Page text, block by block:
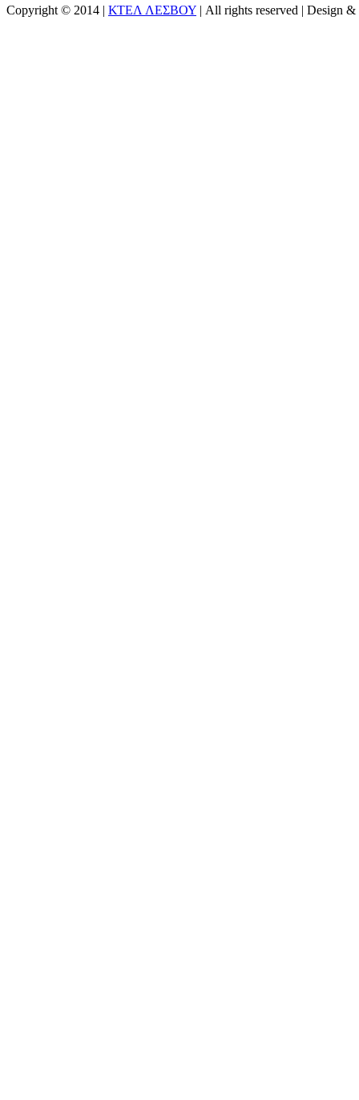
Copyright © 2014 | ΚΤΕΛ ΛΕΣΒΟΥ | All rights reserved | Design &